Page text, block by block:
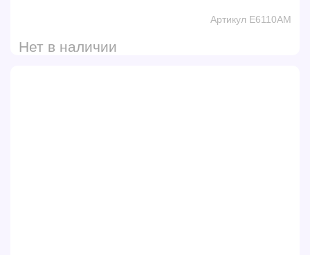
Артикул E6110AM
Нет в наличии